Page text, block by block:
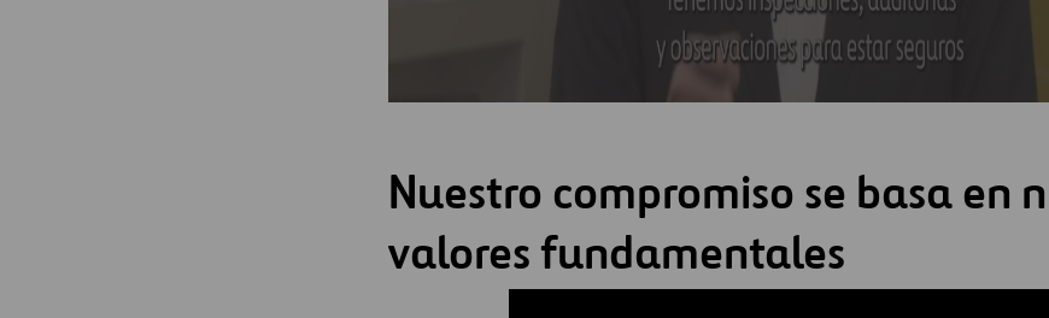
Nuestro compromiso se basa en
valores fundamentales